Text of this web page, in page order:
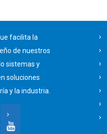
facilita la
de nuestros
sistemas y
soluciones
y la industria.